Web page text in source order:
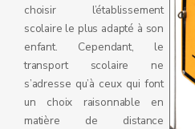
choisir l’établissement
scolaire le plus adapté à son
enfant. Cependant, le
transport scolaire ne
s’adresse qu’à ceux qui font
un choix raisonnable en
matière de distance